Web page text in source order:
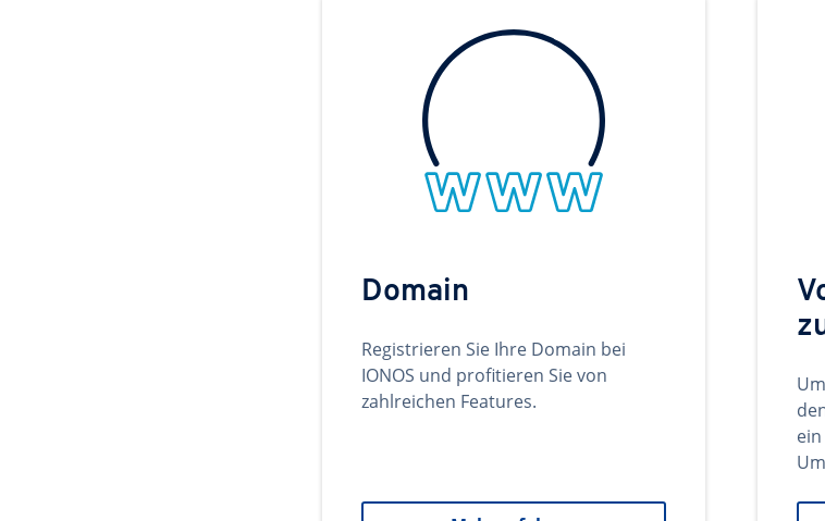
Domain
Registrieren Sie Ihre Domain bei
IONOS und profitieren Sie von
zahlreichen Features.